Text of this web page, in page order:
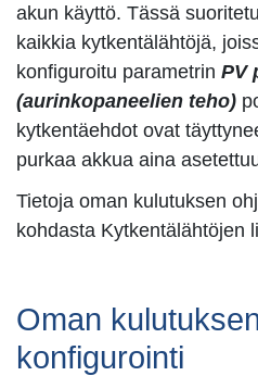
akun käyttö. Tässä
kaikkia kytkentälähtöjä,
konfiguroitu parametrin PV
(aurinkopaneelien teho)
kytkentäehdot ovat
purkaa akkua aina
Tietoja oman kulutuksen
kohdasta Kytkentälähtöjen
Oman
konfigurointi